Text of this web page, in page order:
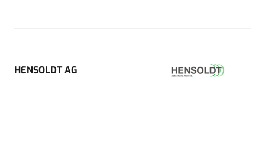
HENSOLDT AG